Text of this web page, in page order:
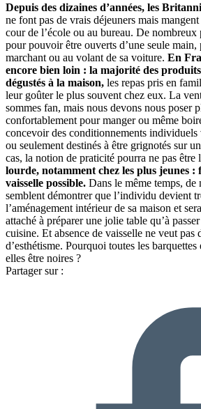
Depuis des dizaines d’années, les
ne font pas de vrais déjeuners mais
cour de l’école ou au bureau. De nombreux
pour pouvoir être ouverts d’une seule main,
marchant ou au volant de sa voiture. En
encore bien loin : la majorité des
dégustés à la maison, les repas pris en
leur goûter le plus souvent chez eux. La
sommes fan, mais nous devons nous poser
confortablement pour manger ou même
concevoir des conditionnements
ou seulement destinés à être grignotés sur
cas, la notion de praticité pourra ne pas être
lourde, notamment chez les plus jeunes :
vaisselle possible. Dans le même temps, de
semblent démontrer que l’individu devient
l’aménagement intérieur de sa maison et
attaché à préparer une jolie table qu’à
cuisine. Et absence de vaisselle ne veut pas
d’esthétisme. Pourquoi toutes les
elles être noires ?
Partager sur :